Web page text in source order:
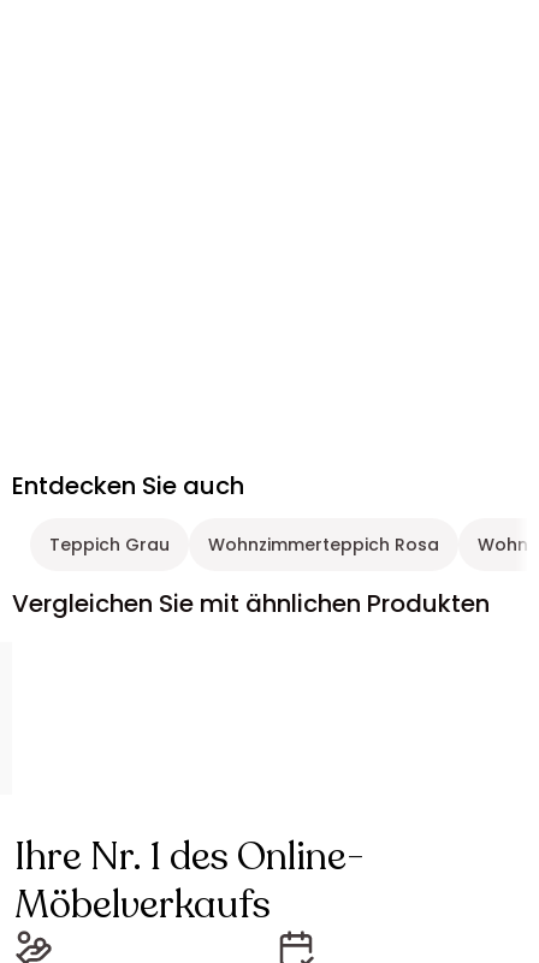
Entdecken Sie auch
Teppich Grau Wohnzimmerteppich Rosa
Vergleichen Sie mit ähnlichen Produkten
Ihre Nr. 1 des Online-
Möbelverkaufs